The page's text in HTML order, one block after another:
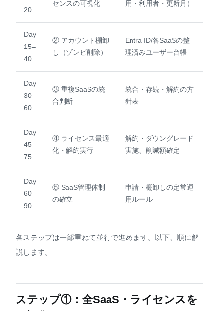
20
センスの可視化 用・利用者・更新月）
Day
15–
40
② アカウント棚卸
し（ゾンビ削除）
Entra ID/各SaaSの整
理済みユーザー台帳
Day
30–
60
③ 重複SaaSの統
合判断
統合・存続・解約の方
針表
Day
45–
75
④ ライセンス最適
化・解約実行
解約・ダウングレード
実施、削減額確定
Day
60–
90
⑤ SaaS管理体制
の確立
申請・棚卸しの定常運
用ルール
各ステップは一部重ねて並行で進めます。以下、順に解
説します。
ステップ①：全SaaS・ライセンスを